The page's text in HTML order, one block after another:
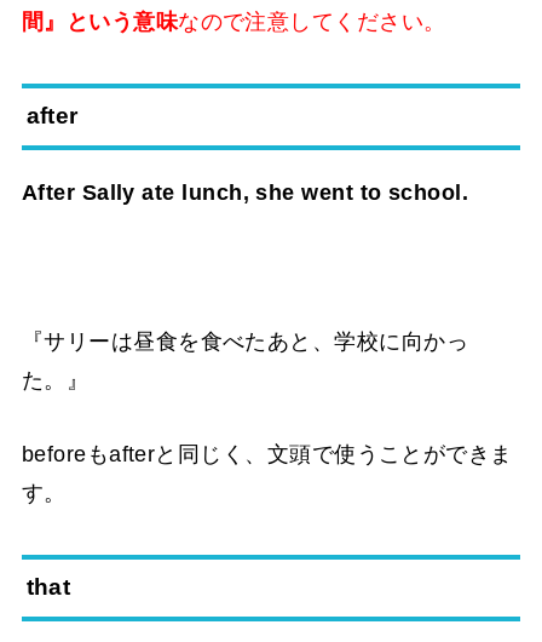
間』という意味なので注意してください。
after
After Sally ate lunch, she went to school.
『サリーは昼食を食べたあと、学校に向かっ
た。』
beforeもafterと同じく、文頭で使うことができま
す。
that